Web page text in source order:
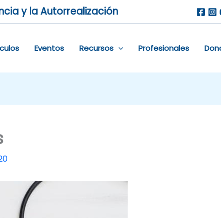
y la Autorrealización
Eventos Recursos Profesionales